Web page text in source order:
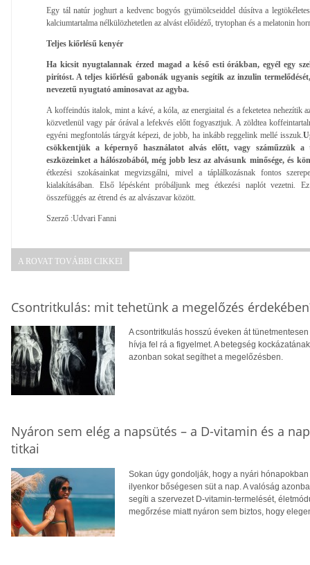
Egy tál natúr joghurt a kedvenc bogyós gyümölcseiddel dúsítva a
kalciumtartalma nélkülözhetetlen az alvást előidéző, trytophan és a melatonin
Teljes kiőrlésű kenyér
Ha kicsit nyugtalannak érzed magad a késő esti órákban, egyél egy
pirítóst. A teljes kiőrlésű gabonák ugyanis segítik az inzulin
nevezetű nyugtató aminosavat az agyba.
A koffeindús italok, mint a kávé, a kóla, az energiaital és a feketetea nehezítik
közvetlenül vagy pár órával a lefekvés előtt fogyasztjuk. A zöldtea
egyéni megfontolás tárgyát képezi, de jobb, ha inkább reggelink mellé isszuk.
csökkentjük a képernyő használatot alvás előtt, vagy száműzzük a
eszközeinket a hálószobából, még jobb lesz az alvásunk minősége, és
étkezési szokásainkat megvizsgálni, mivel a táplálkozás­nak fontos
kialakításában. El­ső lépésként próbáljunk meg étke­zési naplót vezetni.
összefüggés az étrend és az alvászavar között.
Szerző :Udvari Fanni
A ROVAT TOVÁBBI CIKKEI
Csontritkulás: mit tehetünk a megelőzés
A csontritkulás hosszú éveken át
hívja fel rá a figyelmet. A betegség
azonban sokat segíthet a megelőzésben.
Nyáron sem elég a napsütés – a D-vitamin és a
titkai
Sokan úgy gondolják, hogy a nyári
ilyenkor bőségesen süt a nap. A valóság
segíti a szervezet D-vitamin-termelését,
megőrzése miatt nyáron sem biztos, hogy